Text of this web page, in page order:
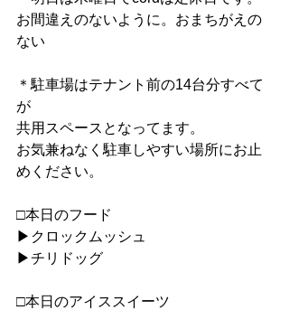
お間違えのないように。おまちがえの
ない
＊駐車場はテナント前の14台分すべて
が
共用スペースとなってます。
お気兼ねなく駐車しやすい場所にお止
めください。
□本日のフード
▶︎クロックムッシュ
▶︎チリドッグ
□本日のアイススイーツ